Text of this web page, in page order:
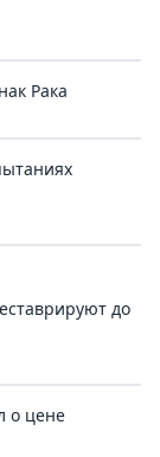
Рака
до
о цене